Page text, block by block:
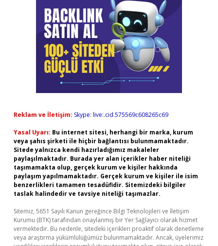
Reklam ve İletişim: Skype: live:.cid.575569c608265c69
Yasal Uyarı: Bu internet sitesi, herhangi bir marka, kurum
veya şahıs şirketi ile hiçbir bağlantısı bulunmamaktadır.
Sitede yalnızca kendi hazırladığımız makaleler
paylaşılmaktadır. Burada yer alan içerikler haber niteliği
taşımamakta olup, gerçek kurum ve kişiler hakkında
paylaşım yapılmamaktadır. Gerçek kurum ve kişiler ile isim
benzerlikleri tamamen tesadüfidir. Sitemizdeki bilgiler
taslak halindedir ve tavsiye niteliği taşımazlar.
Sitemiz, 5651 Sayılı Kanun gereğince Bilgi Teknolojileri ve İletişim
Kurumu (BTK) tarafından onaylanmış bir Yer Sağlayıcı olarak hizmet
vermektedir. Bu nedenle, sitedeki içerikleri proaktif olarak denetleme
veya araştırma yükümlülüğümüz bulunmamaktadır. Ancak, üyelerimiz